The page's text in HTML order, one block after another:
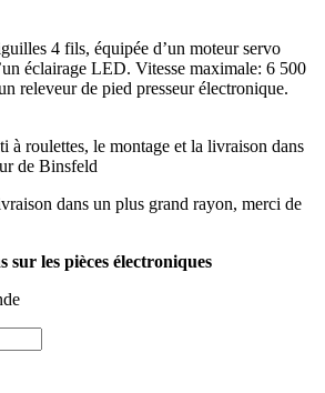
4 fils, équipée d’un moteur servo
éclairage LED. Vitesse maximale: 6 500
releveur de pied presseur électronique.
à roulettes, le montage et la livraison dans
de Binsfeld
dans un plus grand rayon, merci de
sur les pièces électroniques